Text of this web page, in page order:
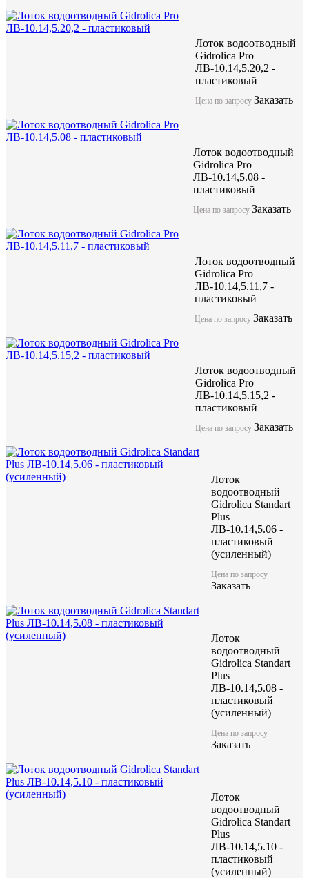
Лоток водоотводный
Gidrolica Pro
ЛВ-10.14,5.20,2 -
пластиковый
Цена по запросу Заказать
Лоток водоотводный
Gidrolica Pro
ЛВ-10.14,5.08 -
пластиковый
Цена по запросуЗаказать
Лоток водоотводный
Gidrolica Pro
ЛВ-10.14,5.11,7 -
пластиковый
Цена по запросуЗаказать
Лоток водоотводный
Gidrolica Pro
ЛВ-10.14,5.15,2 -
пластиковый
Цена по запросу Заказать
Лоток
водоотводный
Gidrolica Standart
Plus
ЛВ-10.14,5.06 -
пластиковый
(усиленный)
Цена по запросу
Заказать
Лоток
водоотводный
Gidrolica Standart
Plus
ЛВ-10.14,5.08 -
пластиковый
(усиленный)
Цена по запросу
Заказать
Лоток
водоотводный
Gidrolica Standart
Plus
ЛВ-10.14,5.10 -
пластиковый
(усиленный)